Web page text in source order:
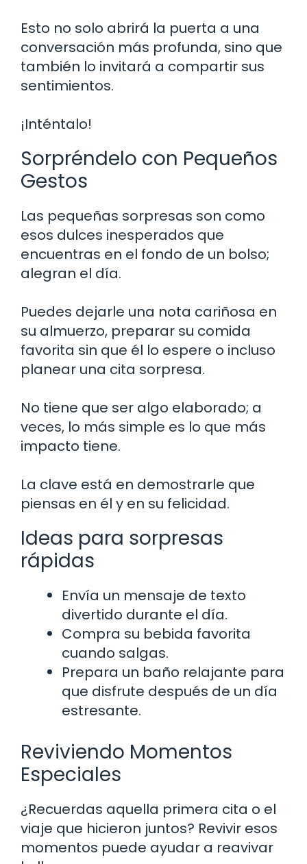
Esto no solo abrirá la puerta a una
conversación más profunda, sino que
también lo invitará a compartir sus
sentimientos.
¡Inténtalo!
Sorpréndelo con Pequeños
Gestos
Las pequeñas sorpresas son como
esos dulces inesperados que
encuentras en el fondo de un bolso;
alegran el día.
Puedes dejarle una nota cariñosa en
su almuerzo, preparar su comida
favorita sin que él lo espere o incluso
planear una cita sorpresa.
No tiene que ser algo elaborado; a
veces, lo más simple es lo que más
impacto tiene.
La clave está en demostrarle que
piensas en él y en su felicidad.
Ideas para sorpresas
rápidas
Envía un mensaje de texto
divertido durante el día.
Compra su bebida favorita
cuando salgas.
Prepara un baño relajante para
que disfrute después de un día
estresante.
Reviviendo Momentos
Especiales
¿Recuerdas aquella primera cita o el
viaje que hicieron juntos? Revivir esos
momentos puede ayudar a reavivar